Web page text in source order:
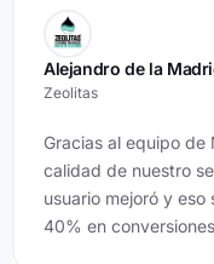
Alejandro de la
Zeolitas
Gracias al equipo de
calidad de nuestro
usuario mejoró y
40% en